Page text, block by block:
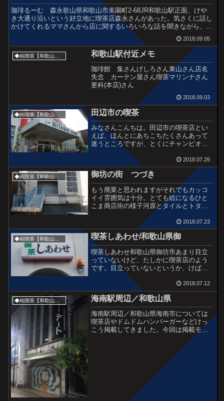
珈琲るーむ 森永歌山県和歌山市美園町2-68JR和歌山駅正面、けや
き大通り沿いという好立地に喫茶店森永さんがあった。気さくに話し
かけてくれるママさんから店に関するいろいろな話を聞きながら、お
いしい食事をいただく。この店は昭和32年頃の道路の...
2018.09.05
和歌山駅付近メモ
珈琲館 集さんげしろさん東山さん店名
失念 カーテン屋さん喫茶マリンナさん
更科(本店)さん
2018.09.03
田辺市の喫茶
みなさんこんちは。田辺市の喫茶店とい
えば、ほんとにあちこちたくさんあって
迷うところですが、とくにチャンピオ
ン、巴里、中屋敷のアカシヤなどが好み
でしょうか。田辺喫茶については過去に
もいろいろご紹介しています。まずはJR
紀井田辺駅。ペイントで可...
2018.07.26
御坊の街 つづき
もう廃業と思われますがそれでもカッコ
イイ雰囲気は十分。とても絵になるひと
こま商店街の様子河原とタイルとトタン
と木壁かつてはレコードショップだった
ようです無数の豆タイル喫茶ゑびす喫茶
ゑびすの横に、食堂えびす。陽が斜めに
なってきたこれに乗って御...
2018.07.23
喫茶しあわせ/和歌山県御
喫茶しあわせ和歌山県御坊市あまり目立
っていないけど、たしかに喫茶店のよう
です。目立っていないというか、けばけ
ばしくさせない方針なのかな。ひっそり
と営業している感じです。それに、いい
名前。喫茶店でよく見るこういう作品好
きだなママさんのホットコ...
2018.07.12
◆純喫茶【和歌山県】 海南駅周辺／和歌山県
海南駅周辺／和歌山県海南市については
喫茶店やドムドムハンバーガーなどけっ
こう掲載してきました。今回は掲載モレ
だった写真を載せています。まずは、か
なり夜遅くの写真。商店街で見た『デー
ト』という洋装店です。マークがカップ
ルの横顔になってんですね...